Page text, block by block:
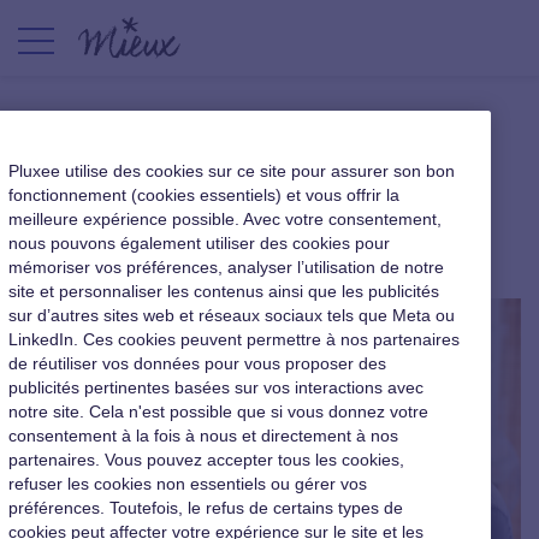
Décrypter le management de
demain
|19 septembre 2017
Pluxee utilise des cookies sur ce site pour assurer son bon
fonctionnement (cookies essentiels) et vous offrir la
meilleure expérience possible. Avec votre consentement,
nous pouvons également utiliser des cookies pour
mémoriser vos préférences, analyser l’utilisation de notre
site et personnaliser les contenus ainsi que les publicités
sur d’autres sites web et réseaux sociaux tels que Meta ou
LinkedIn. Ces cookies peuvent permettre à nos partenaires
de réutiliser vos données pour vous proposer des
publicités pertinentes basées sur vos interactions avec
notre site. Cela n'est possible que si vous donnez votre
consentement à la fois à nous et directement à nos
partenaires. Vous pouvez accepter tous les cookies,
refuser les cookies non essentiels ou gérer vos
préférences. Toutefois, le refus de certains types de
cookies peut affecter votre expérience sur le site et les